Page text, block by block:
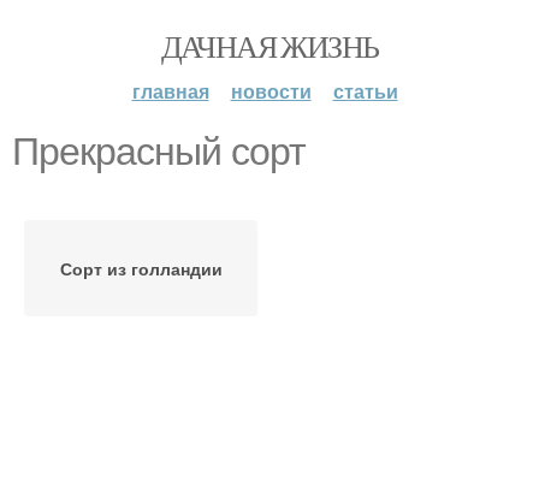
ДАЧНАЯ ЖИЗНЬ
главная новости статьи
Прекрасный сорт
Сорт из голландии